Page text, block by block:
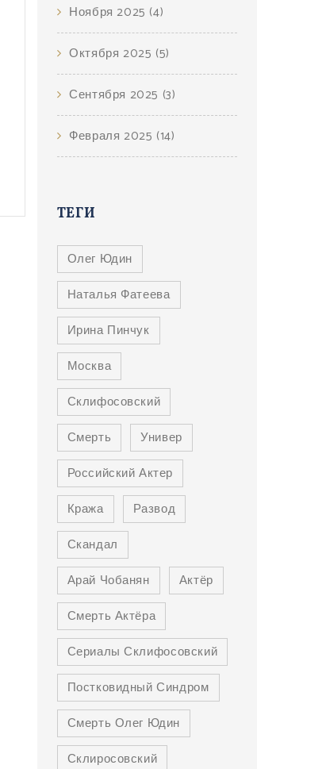
Ноября 2025 (4)
Октября 2025 (5)
Сентября 2025 (3)
Февраля 2025 (14)
ТЕГИ
Олег Юдин
Наталья Фатеева
Ирина Пинчук
Москва
Склифосовский
Смерть
Универ
Российский Актер
Кража
Развод
Скандал
Арай Чобанян
Актёр
Смерть Актёра
Сериалы Склифосовский
Постковидный Синдром
Смерть Олег Юдин
Склиросовский